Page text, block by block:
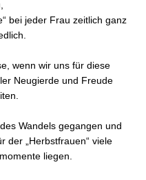
bei jeder Frau zeitlich ganz
wenn wir uns für diese
Neugierde und Freude
Wandels gegangen und
der „Herbstfrauen“ viele
liegen.